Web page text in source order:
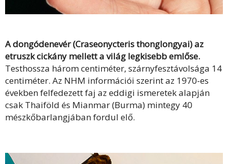
A dongódenevér (Craseonycteris thonglongyai) az
etruszk cickány mellett a világ legkisebb emlőse.
Testhossza három centiméter, szárnyfesztávolsága 14
centiméter. Az NHM információi szerint az 1970-es
években felfedezett faj az eddigi ismeretek alapján
csak Thaiföld és Mianmar (Burma) mintegy 40
mészkőbarlangjában fordul elő.